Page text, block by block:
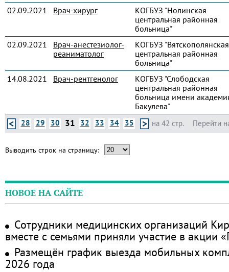
02.09.2021
Врач-хирург
КОГБУЗ "Нолинская
центральная районная
больница"
02.09.2021
Врач-анестезиолог-
реаниматолог
КОГБУЗ "Вятскополянская
центральная районная
больница"
14.08.2021
Врач-рентгенолог
КОГБУЗ "Слободская
центральная районная
больница имени
Бакулева"
Перейти
28 29 30 31 32 33 34 35 на 42 стр.
Выводить строк на страницу:
НОВОЕ НА САЙТЕ
Сотрудники медицинских организаций
вместе с семьями приняли участие в акции
Размещён график выезда мобильных
2026 года